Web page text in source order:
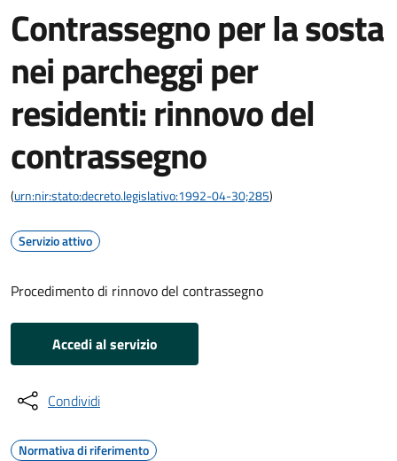
Contrassegno per la sosta
nei parcheggi per
residenti: rinnovo del
contrassegno
(urn:nir:stato:decreto.legislativo:1992-04-30;285)
Servizio attivo
Procedimento di rinnovo del contrassegno
Accedi al servizio
Condividi
Normativa di riferimento